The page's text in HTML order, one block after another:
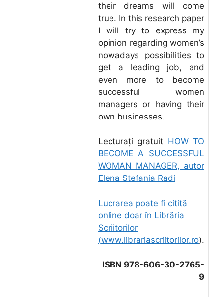
their dreams will come
true. In this research paper
I will try to express my
opinion regarding women’s
nowadays possibilities to
get a leading job, and
even more to become
successful women
managers or having their
own businesses.
Lecturați gratuit HOW TO
BECOME A SUCCESSFUL
WOMAN MANAGER, autor
Elena Stefania Radi
Lucrarea poate fi citită
online doar în Librăria
Scriitorilor
(www.librariascriitorilor.ro).
ISBN 978-606-30-2765-
9